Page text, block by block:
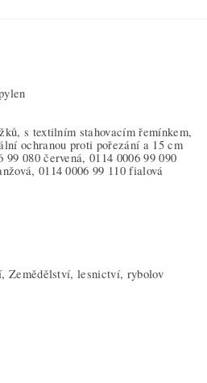
s textilním stahovacím řemínkem,
ochranou proti pořezání a 15 cm
99 080 červená, 0114 0006 99 090
0114 0006 99 110 fialová
Zemědělství, lesnictví, rybolov